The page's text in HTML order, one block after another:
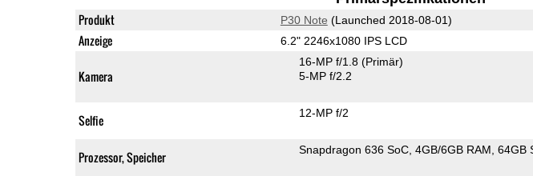
Produkt P30 Note (Launched 2018-08-01)
Anzeige 6.2" 2246x1080 IPS LCD
Kamera
16-MP f/1.8 (Primär)
5-MP f/2.2
Selfie 12-MP f/2
Prozessor, Speicher Snapdragon 636 SoC 4GB/6GB RAM 64GB